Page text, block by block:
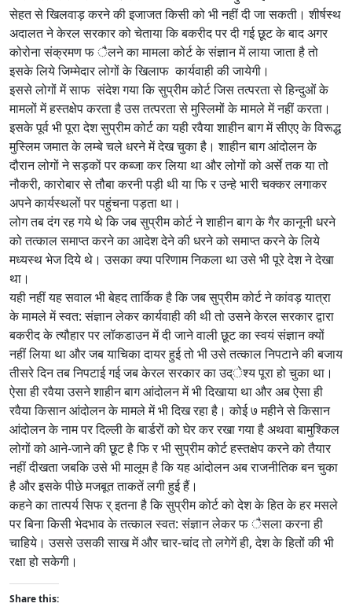
सेहत से खिलवाड़ करने की इजाजत किसी को भी नहीं दी जा सकती। शीर्षस्थ
अदालत ने केरल सरकार को चेताया कि बकरीद पर दी गई छूट के बाद अगर
कोरोना संक्रमण फ ैलने का मामला कोर्ट के संज्ञान में लाया जाता है तो
इसके लिये जिम्मेदार लोगों के खिलाफ कार्यवाही की जायेगी।
इससे लोगों में साफ संदेश गया कि सुप्रीम कोर्ट जिस तत्परता से हिन्दुओं के
मामलों में हस्तक्षेप करता है उस तत्परता से मुस्लिमों के मामले में नहीं करता।
इसके पूर्व भी पूरा देश सुप्रीम कोर्ट का यही रवैया शाहीन बाग में सीएए के विरूद्ध
मुस्लिम जमात के लम्बे चले धरने में देख चुका है। शाहीन बाग आंदोलन के
दौरान लोगों ने सड़कों पर कब्जा कर लिया था और लोगों को अर्से तक या तो
नौकरी, कारोबार से तौबा करनी पड़ी थी या फि र उन्हे भारी चक्कर लगाकर
अपने कार्यस्थलों पर पहुंचना पड़ता था।
लोग तब दंग रह गये थे कि जब सुप्रीम कोर्ट ने शाहीन बाग के गैर कानूनी धरने
को तत्काल समाप्त करने का आदेश देने की धरने को समाप्त करने के लिये
मध्यस्थ भेज दिये थे। उसका क्या परिणाम निकला था उसे भी पूरे देश ने देखा
था।
यही नहीं यह सवाल भी बेहद तार्किक है कि जब सुप्रीम कोर्ट ने कांवड़ यात्रा
के मामले में स्वत: संज्ञान लेकर कार्यवाही की थी तो उसने केरल सरकार द्वारा
बकरीद के त्यौहार पर लॉकडाउन में दी जाने वाली छूट का स्वयं संज्ञान क्यों
नहीं लिया था और जब याचिका दायर हुई तो भी उसे तत्काल निपटाने की बजाय
तीसरे दिन तब निपटाई गई जब केरल सरकार का उद्ेश्य पूरा हो चुका था।
ऐसा ही रवैया उसने शाहीन बाग आंदोलन में भी दिखाया था और अब ऐसा ही
रवैया किसान आंदोलन के मामले में भी दिख रहा है। कोई ७ महीने से किसान
आंदोलन के नाम पर दिल्ली के बार्डरों को घेर कर रखा गया है अथवा बामुश्किल
लोगों को आने-जाने की छूट है फि र भी सुप्रीम कोर्ट हस्तक्षेप करने को तैयार
नहीं दीखता जबकि उसे भी मालूम है कि यह आंदोलन अब राजनीतिक बन चुका
है और इसके पीछे मजबूत ताकतें लगी हुई हैं।
कहने का तात्पर्य सिफ र् इतना है कि सुप्रीम कोर्ट को देश के हित के हर मसले
पर बिना किसी भेदभाव के तत्काल स्वत: संज्ञान लेकर फ ैसला करना ही
चाहिये। उससे उसकी साख में और चार-चांद तो लगेगें ही, देश के हितों की भी
रक्षा हो सकेगी।
Share this: